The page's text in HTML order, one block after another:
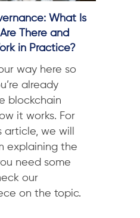
What Is
There and
in Practice?
way here so
already
blockchain
it works. For
we will
explaining the
need some
our
on the topic.